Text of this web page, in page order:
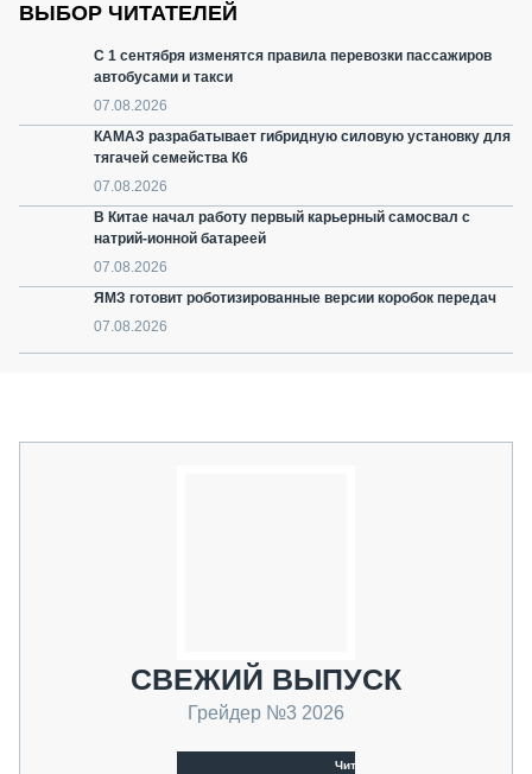
ВЫБОР ЧИТАТЕЛЕЙ
С 1 сентября изменятся правила перевозки пассажиров
автобусами и такси
07.08.2026
КАМАЗ разрабатывает гибридную силовую установку для
тягачей семейства К6
07.08.2026
В Китае начал работу первый карьерный самосвал с
натрий-ионной батареей
07.08.2026
ЯМЗ готовит роботизированные версии коробок передач
07.08.2026
СВЕЖИЙ ВЫПУСК
Грейдер №3 2026
Читать